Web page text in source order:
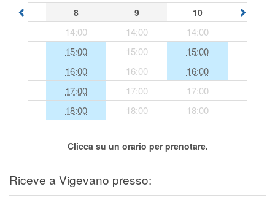
Per gli specialisti
Prenotazioni online
Planner e rubrica in cloud
Segreteria virtuale
Teleconsulto
8 9 10
14:00 14:00
14:00
15:00
15:00
15:00
16:00
16:00
16:00
17:00
17:00
17:00
18:00
18:00 18:00
Clicca su un orario per prenotare.
Riceve a Vigevano presso: